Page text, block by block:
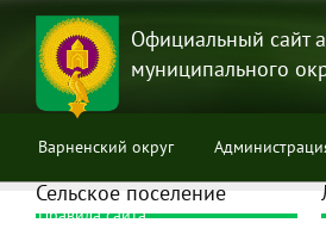
Перейти
основному
содержанию
Официальный сайт
муниципального
Варненский округ
Правила сайта
Сельское поселение